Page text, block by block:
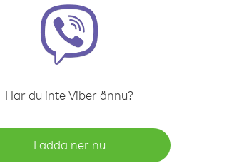
Har du inte Viber ännu?
Ladda ner nu